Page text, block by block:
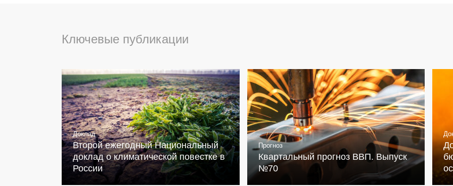
Ключевые публикации
Доклад
Второй ежегодный Национальный
доклад о климатической повестке в
России
Прогноз
Квартальный прогноз ВВП. Выпуск
№70